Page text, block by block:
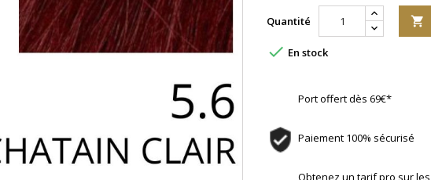
Quantité 
 En stock
Port offert dès 69€*
Paiement 100% sécurisé
Obtenez un tarif pro sur